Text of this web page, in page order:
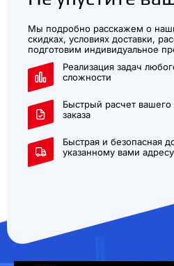
Мы подробно расскажем о
скидках, условиях доставки,
подготовим индивидуальное
Реализация задач
сложности
Быстрый расчет вашего
заказа
Быстрая и безопасная
указанному вами адресу